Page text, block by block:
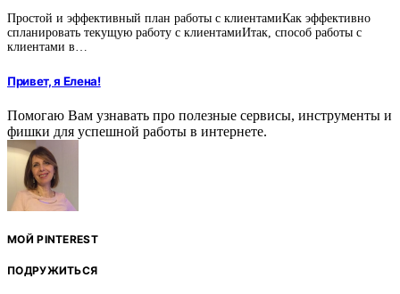
Простой и эффективный план работы с клиентамиКак эффективно
спланировать текущую работу с клиентамиИтак, способ работы с
клиентами в…
Привет, я Елена!
Помогаю Вам узнавать про полезные сервисы, инструменты и
фишки для успешной работы в интернете.
МОЙ PINTEREST
ПОДРУЖИТЬСЯ